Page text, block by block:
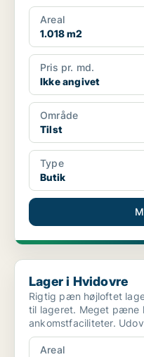
Areal
1.018 m2
Pris pr. md.
Ikke angivet
Område
Tilst
Type
Butik
Lager i Hvidovre
Lager i Hvidovre
Rigtig pæn højloftet
til lageret. Meget pæne kontorer og
ankomstfaciliteter. Udover bygningsleje betales for
eksklusiv b...
Areal